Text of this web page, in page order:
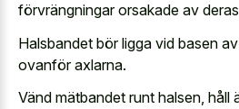
förvrängningar orsakade av
Halsbandet bör ligga vid basen
ovanför axlarna.
Vänd mätbandet runt halsen, håll